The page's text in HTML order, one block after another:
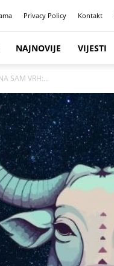
Privacy Policy Kontakt
NAJNOVIJE VIJESTI
SAM VRH:...